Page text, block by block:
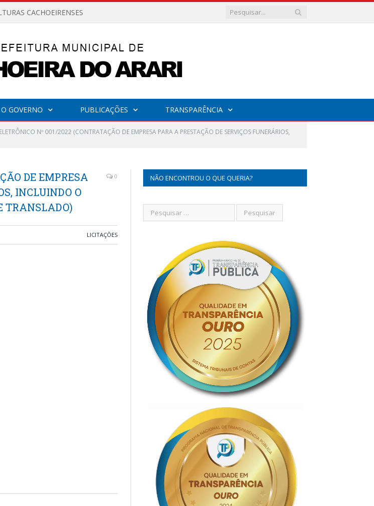
CACHOEIRENSES
O GOVERNO PUBLICAÇÕES TRANSPARÊNCIA
Nº 001/2022 (CONTRATAÇÃO DE EMPRESA PARA A PRESTAÇÃO DE SERVIÇOS FUNERÁRIOS,
DE EMPRESA
INCLUINDO O
TRANSLADO)
0
LICITAÇÕES
NÃO ENCONTROU O QUE QUERIA?